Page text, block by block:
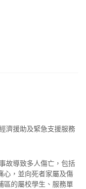
濟援助及緊急支援服務
故導致多人傷亡，包括
心，並向死者家屬及傷
區的屬校學生、服務單